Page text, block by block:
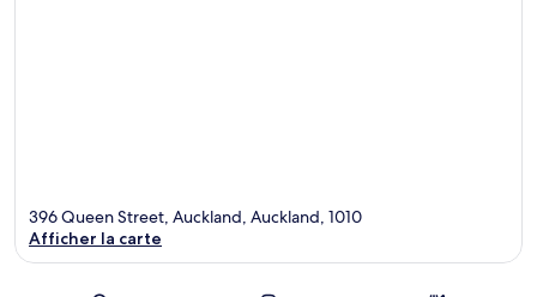
396 Queen Street, Auckland, Auckland, 1010
Afficher la carte